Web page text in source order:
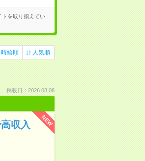
トを取り揃えてい
時給順 人気順
掲載日：2026.08.08
NEW
収入